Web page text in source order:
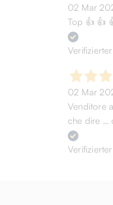
02 Mar
Top 👍 👍
02 Mar
Venditore
che dire …